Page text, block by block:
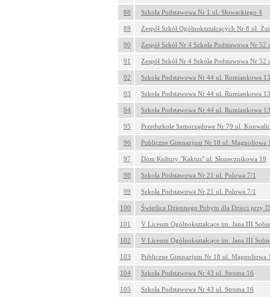
88 Szkoła Podstawowa Nr 1 ul. Słowackiego 4
89 Zespół Szkół Ogólnokształcących Nr 8 ul.
90 Zespół Szkół Nr 4 Szkoła Podstawowa Nr
91 Zespół Szkół Nr 4 Szkoła Podstawowa Nr
92 Szkoła Podstawowa Nr 44 ul. Rumiankowa 13
93 Szkoła Podstawowa Nr 44 ul. Rumiankowa 13
94 Szkoła Podstawowa Nr 44 ul. Rumiankowa 13
95 Przedszkole Samorządowe Nr 79 ul.
96 Publiczne Gimnazjum Nr 18 ul. Magnoliowa
97 Dom Kultury "Kaktus" ul. Słonecznikowa 19
98 Szkoła Podstawowa Nr 21 ul. Polowa 7/1
99 Szkoła Podstawowa Nr 21 ul. Polowa 7/1
100 Świetlica Dziennego Pobytu dla Dzieci przy
101 V Liceum Ogólnokształcące im. Jana III
102 V Liceum Ogólnokształcące im. Jana III
103 Publiczne Gimnazjum Nr 18 ul. Magnoliowa
104 Szkoła Podstawowa Nr 43 ul. Stroma 16
105 Szkoła Podstawowa Nr 43 ul. Stroma 16